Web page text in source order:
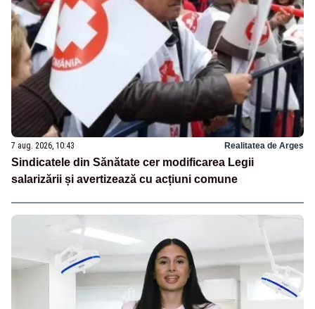
7 aug. 2026, 10:43 Realitatea de Arges
Sindicatele din Sănătate cer modificarea Legii
salarizării și avertizează cu acțiuni comune